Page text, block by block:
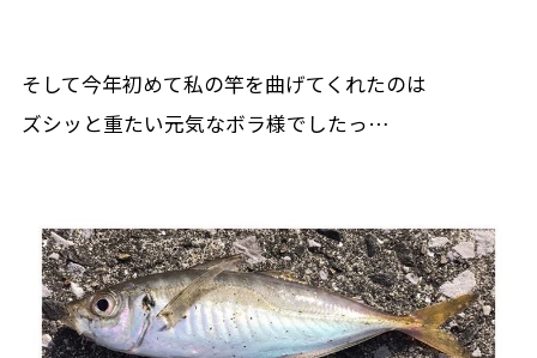
そして今年初めて私の竿を曲げてくれたのは
ズシッと重たい元気なボラ様でしたっ…